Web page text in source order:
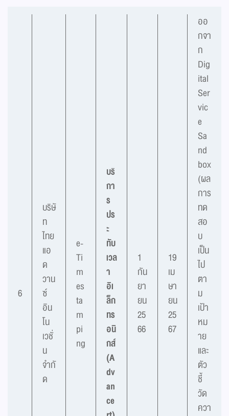
6
บริษั
ท
ไทย
แอ
ด
วาน
ซ์
อิน
โน
เวชั่
น
จำกั
ด
e-
Ti
m
es
ta
m
pi
ng
บริ
กา
ร
ปร
ะ
ทับ
เวล
า
อิเ
ล็ก
ทร
อนิ
กส์
(A
dv
an
ce
1
กัน
ยา
ยน
25
66
19
เม
ษา
ยน
25
67
ออ
กจา
ก
Dig
ital
Ser
vic
e
Sa
nd
box
(ผล
การ
ทด
สอ
บ
เป็น
ไป
ตา
ม
เป้า
หม
าย
และ
ตัว
ชี้
วัด
ควา